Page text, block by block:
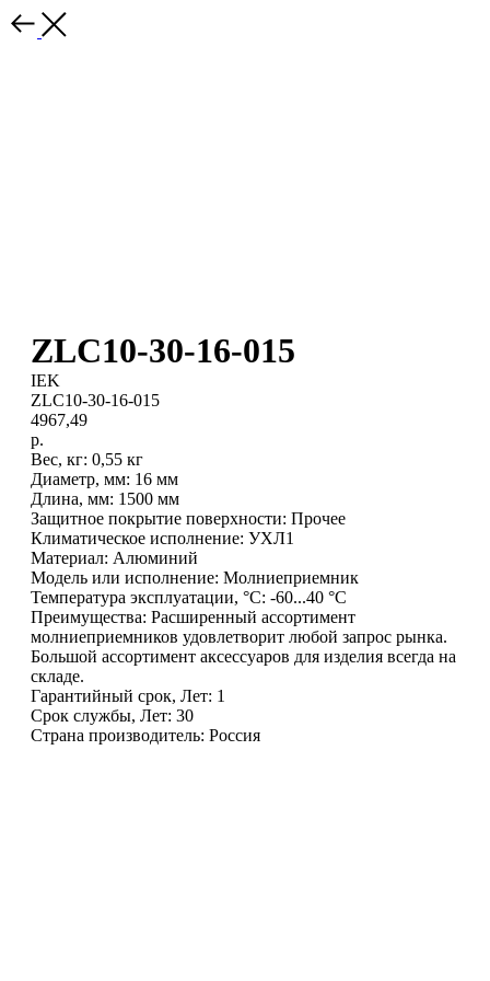
ZLC10-30-16-015
IEK
ZLC10-30-16-015
4967,49
р.
Вес, кг: 0,55 кг
Диаметр, мм: 16 мм
Длина, мм: 1500 мм
Защитное покрытие поверхности: Прочее
Климатическое исполнение: УХЛ1
Материал: Алюминий
Модель или исполнение: Молниеприемник
Температура эксплуатации, °C: -60...40 °C
Преимущества: Расширенный ассортимент
молниеприемников удовлетворит любой запрос рынка.
Большой ассортимент аксессуаров для изделия всегда на
складе.
Гарантийный срок, Лет: 1
Срок службы, Лет: 30
Страна производитель: Россия